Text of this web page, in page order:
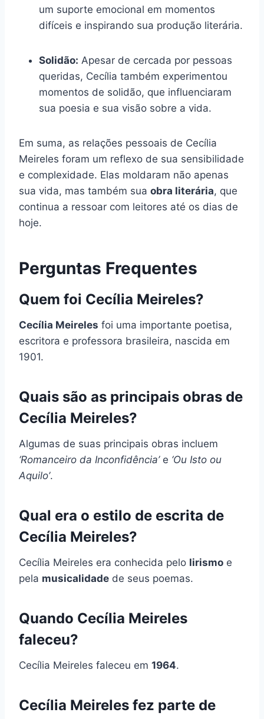
um suporte emocional em momentos
difíceis e inspirando sua produção literária.
Solidão: Apesar de cercada por pessoas
queridas, Cecília também experimentou
momentos de solidão, que influenciaram
sua poesia e sua visão sobre a vida.
Em suma, as relações pessoais de Cecília
Meireles foram um reflexo de sua sensibilidade
e complexidade. Elas moldaram não apenas
sua vida, mas também sua obra literária, que
continua a ressoar com leitores até os dias de
hoje.
Perguntas Frequentes
Quem foi Cecília Meireles?
Cecília Meireles foi uma importante poetisa,
escritora e professora brasileira, nascida em
1901.
Quais são as principais obras de
Cecília Meireles?
Algumas de suas principais obras incluem
‘Romanceiro da Inconfidência’e ‘Ou Isto ou
Aquilo’.
Qual era o estilo de escrita de
Cecília Meireles?
Cecília Meireles era conhecida pelo lirismo e
pela musicalidade de seus poemas.
Quando Cecília Meireles
faleceu?
Cecília Meireles faleceu em 1964.
Cecília Meireles fez parte de